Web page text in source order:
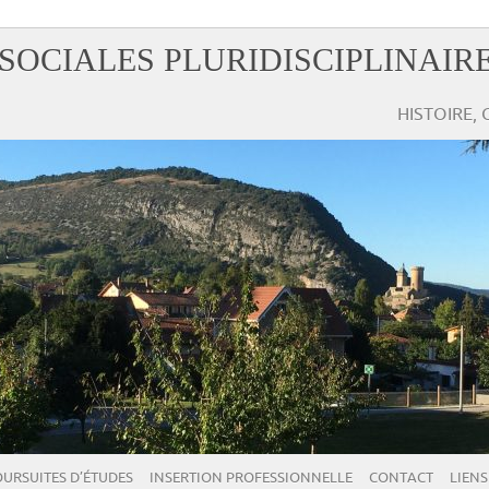
HISTOIRE,
D’ÉTUDES INSERTION PROFESSIONNELLE CONTACT